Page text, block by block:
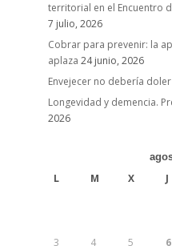
territorial en el Encuentro
7 julio, 2026
Cobrar para prevenir: la
aplaza 24 junio, 2026
Envejecer no debería
Longevidad y demencia.
2026
L M X J
3 4 5 6